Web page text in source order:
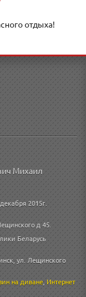
отдыха!
Михаил
2015г.
д 45.
Беларусь
ул. Лещинского
на диване,Интернет